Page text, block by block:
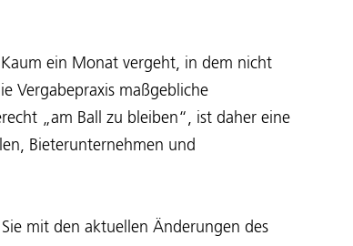
ein Monat vergeht, in dem nicht
Vergabepraxis maßgebliche
„am Ball zu bleiben“, ist daher eine
Bieterunternehmen und
mit den aktuellen Änderungen des